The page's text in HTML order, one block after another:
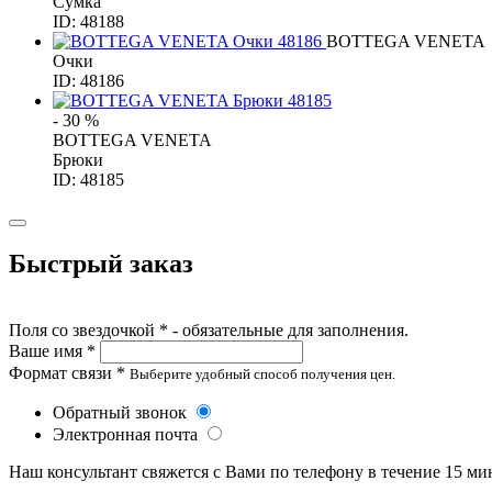
ID: 48188
BOTTEGA VENETA
Очки
ID: 48186
- 30 %
BOTTEGA VENETA
Брюки
ID: 48185
Быстрый заказ
Поля со звездочкой * - обязательные для заполнения.
Ваше имя *
Формат связи * Выберите удобный способ получения цен.
Обратный звонок
Электронная почта
Наш консультант свяжется с Вами по телефону в течение 15